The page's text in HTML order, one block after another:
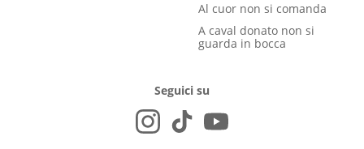
Al cuor non si comanda
A caval donato non si
guarda in bocca
Seguici su